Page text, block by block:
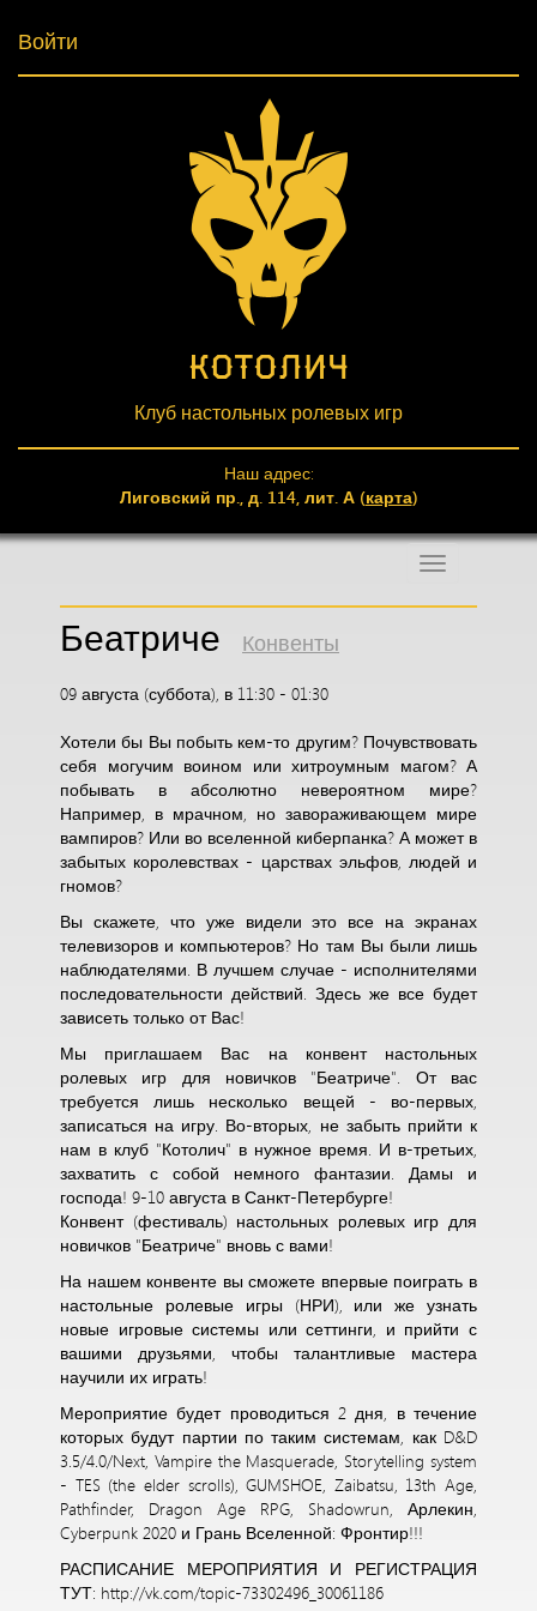
Войти
Клуб настольных ролевых игр
Наш адрес:
Лиговский пр., д. 114, лит. А (карта)
Меню
Беатриче Конвенты
09 августа (суббота), в 11:30 - 01:30
Хотели бы Вы побыть кем-то другим? Почувствовать
себя могучим воином или хитроумным магом? А
побывать в абсолютно невероятном мире?
Например, в мрачном, но завораживающем мире
вампиров? Или во вселенной киберпанка? А может в
забытых королевствах - царствах эльфов, людей и
гномов?
Вы скажете, что уже видели это все на экранах
телевизоров и компьютеров? Но там Вы были лишь
наблюдателями. В лучшем случае - исполнителями
последовательности действий. Здесь же все будет
зависеть только от Вас!
Мы приглашаем Вас на конвент настольных
ролевых игр для новичков "Беатриче". От вас
требуется лишь несколько вещей - во-первых,
записаться на игру. Во-вторых, не забыть прийти к
нам в клуб "Котолич" в нужное время. И в-третьих,
захватить с собой немного фантазии. Дамы и
господа! 9-10 августа в Санкт-Петербурге!
Конвент (фестиваль) настольных ролевых игр для
новичков "Беатриче" вновь с вами!
На нашем конвенте вы сможете впервые поиграть в
настольные ролевые игры (НРИ), или же узнать
новые игровые системы или сеттинги, и прийти с
вашими друзьями, чтобы талантливые мастера
научили их играть!
Мероприятие будет проводиться 2 дня, в течение
которых будут партии по таким системам, как D&D
3.5/4.0/Next, Vampire the Masquerade, Storytelling system
- TES (the elder scrolls), GUMSHOE, Zaibatsu, 13th Age,
Pathfinder, Dragon Age RPG, Shadowrun, Арлекин,
Cyberpunk 2020 и Грань Вселенной: Фронтир!!!
РАСПИСАНИЕ МЕРОПРИЯТИЯ И РЕГИСТРАЦИЯ
ТУТ: http://vk.com/topic-73302496_30061186